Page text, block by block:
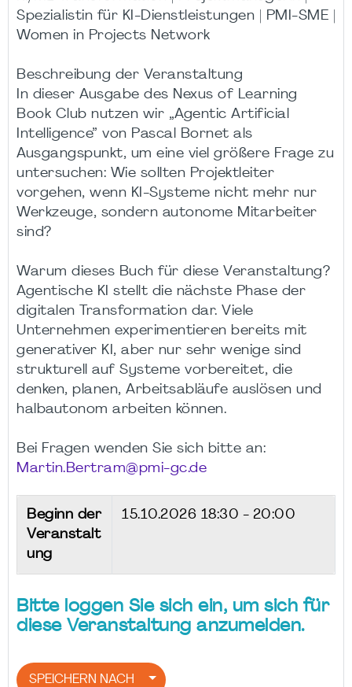
Spezialistin für KI-Dienstleistungen | PMI-SME |
Women in Projects Network
Beschreibung der Veranstaltung
In dieser Ausgabe des Nexus of Learning
Book Club nutzen wir „Agentic Artificial
Intelligence” von Pascal Bornet als
Ausgangspunkt, um eine viel größere Frage zu
untersuchen: Wie sollten Projektleiter
vorgehen, wenn KI-Systeme nicht mehr nur
Werkzeuge, sondern autonome Mitarbeiter
sind?
Warum dieses Buch für diese Veranstaltung?
Agentische KI stellt die nächste Phase der
digitalen Transformation dar. Viele
Unternehmen experimentieren bereits mit
generativer KI, aber nur sehr wenige sind
strukturell auf Systeme vorbereitet, die
denken, planen, Arbeitsabläufe auslösen und
halbautonom arbeiten können.
Bei Fragen wenden Sie sich bitte an:
Martin.Bertram@pmi-gc.de
Beginn der
Veranstalt
ung
15.10.2026 18:30 - 20:00
Bitte loggen Sie sich ein, um sich für
diese Veranstaltung anzumelden.
SPEICHERN NACH